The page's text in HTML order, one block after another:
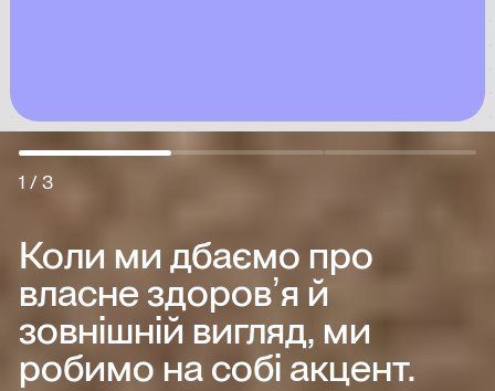
1 / 3
Коли ми дбаємо про
власне здоровʼя й
зовнішній вигляд, ми
робимо насобі акцент.